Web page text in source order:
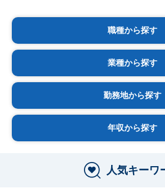
職種から探す
業種から探す
勤務地から探す
年収から探す
人気キーワ